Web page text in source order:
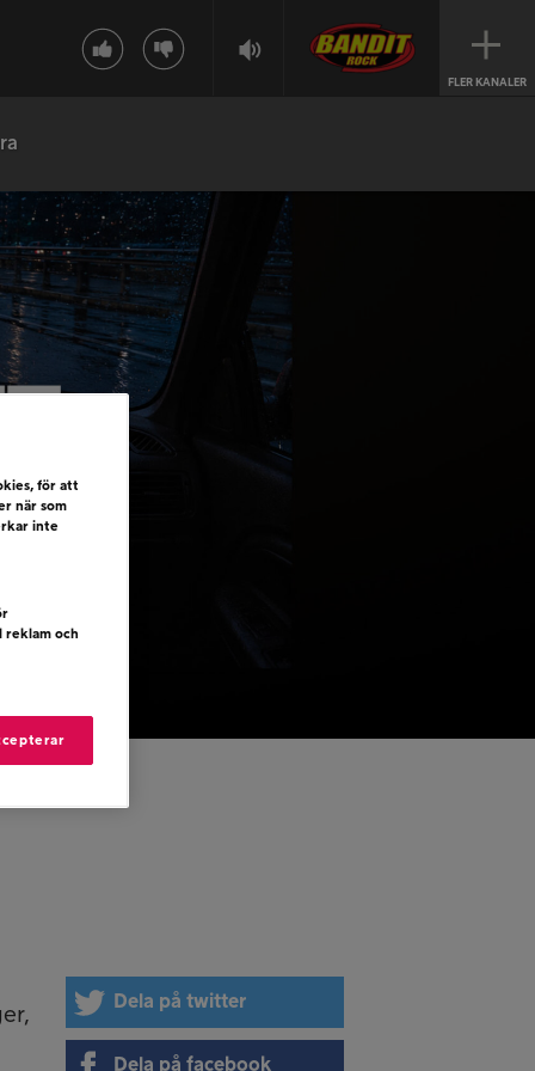
FLER KANALER
Dela på twitter
Dela på facebook
för att
när som
inte
reklam och